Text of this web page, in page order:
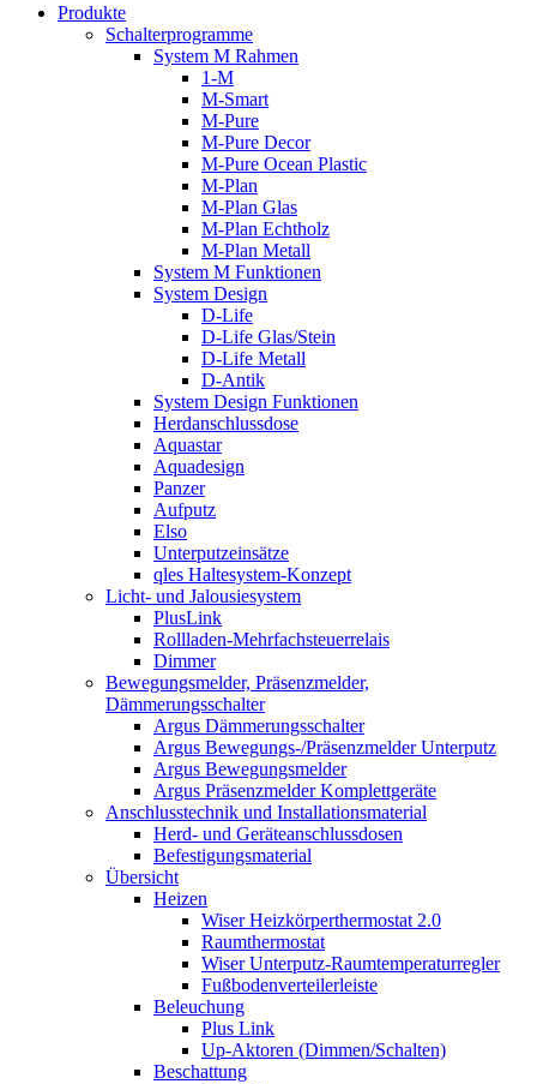
Produkte
Schalterprogramme
System M Rahmen
1-M
M-Smart
M-Pure
M-Pure Decor
M-Pure Ocean Plastic
M-Plan
M-Plan Glas
M-Plan Echtholz
M-Plan Metall
System M Funktionen
System Design
D-Life
D-Life Glas/Stein
D-Life Metall
D-Antik
System Design Funktionen
Herdanschlussdose
Aquastar
Aquadesign
Panzer
Aufputz
Elso
Unterputzeinsätze
qles Haltesystem-Konzept
Licht- und Jalousiesystem
PlusLink
Rollladen-Mehrfachsteuerrelais
Dimmer
Bewegungsmelder, Präsenzmelder,
Dämmerungsschalter
Argus Dämmerungsschalter
Argus Bewegungs-/Präsenzmelder Unterputz
Argus Bewegungsmelder
Argus Präsenzmelder Komplettgeräte
Anschlusstechnik und Installationsmaterial
Herd- und Geräteanschlussdosen
Befestigungsmaterial
Übersicht
Heizen
Wiser Heizkörperthermostat 2.0
Raumthermostat
Wiser Unterputz-Raumtemperaturregler
Fußbodenverteilerleiste
Beleuchung
Plus Link
Up-Aktoren (Dimmen/Schalten)
Beschattung